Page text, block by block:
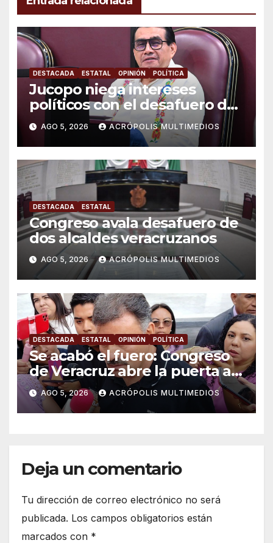
DESTACADA ESTATAL OPINIÓN POLÍTICA
Jucopo niega intereses
políticos con el desafuero de
alcaldes
AGO 5, 2026 ACRÓPOLIS MULTIMEDIOS
DESTACADA ESTATAL
Congreso avala desafuero de
dos alcaldes veracruzanos
AGO 5, 2026 ACRÓPOLIS MULTIMEDIOS
DESTACADA ESTATAL OPINIÓN POLÍTICA
Se acabó el fuero: Congreso
de Veracruz abre la puerta a
proceso penal contra alcalde
de Úrsulo Galván
AGO 5, 2026 ACRÓPOLIS MULTIMEDIOS
Deja un comentario
Tu dirección de correo electrónico no será
publicada. Los campos obligatorios están
marcados con *